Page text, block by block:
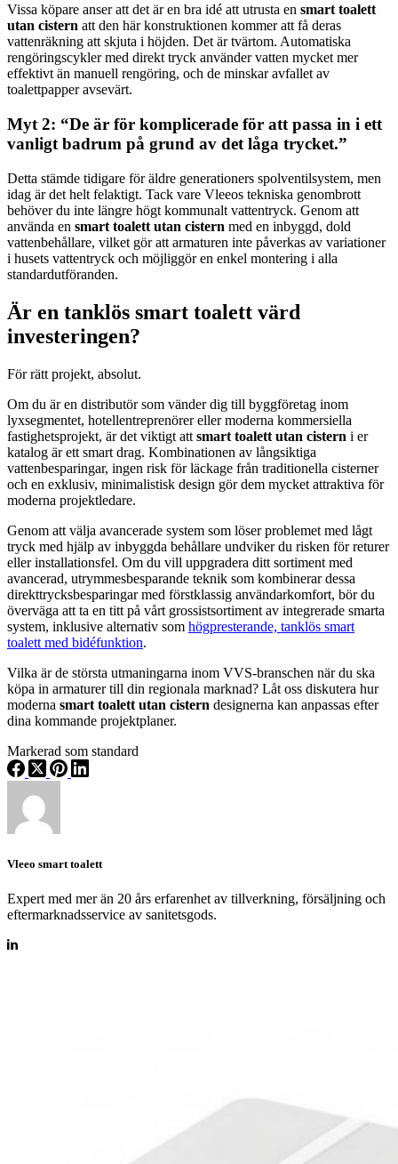
Vissa köpare anser att det är en bra idé att utrusta en smart toalett
utan cistern att den här konstruktionen kommer att få deras
vattenräkning att skjuta i höjden. Det är tvärtom. Automatiska
rengöringscykler med direkt tryck använder vatten mycket mer
effektivt än manuell rengöring, och de minskar avfallet av
toalettpapper avsevärt.
Myt 2: “De är för komplicerade för att passa in i ett
vanligt badrum på grund av det låga trycket.”
Detta stämde tidigare för äldre generationers spolventilsystem, men
idag är det helt felaktigt. Tack vare Vleeos tekniska genombrott
behöver du inte längre högt kommunalt vattentryck. Genom att
använda en smart toalett utan cistern med en inbyggd, dold
vattenbehållare, vilket gör att armaturen inte påverkas av variationer
i husets vattentryck och möjliggör en enkel montering i alla
standardutföranden.
Är en tanklös smart toalett värd
investeringen?
För rätt projekt, absolut.
Om du är en distributör som vänder dig till byggföretag inom
lyxsegmentet, hotellentreprenörer eller moderna kommersiella
fastighetsprojekt, är det viktigt att smart toalett utan cistern i er
katalog är ett smart drag. Kombinationen av långsiktiga
vattenbesparingar, ingen risk för läckage från traditionella cisterner
och en exklusiv, minimalistisk design gör dem mycket attraktiva för
moderna projektledare.
Genom att välja avancerade system som löser problemet med lågt
tryck med hjälp av inbyggda behållare undviker du risken för returer
eller installationsfel. Om du vill uppgradera ditt sortiment med
avancerad, utrymmesbesparande teknik som kombinerar dessa
direkttrycksbesparingar med förstklassig användarkomfort, bör du
överväga att ta en titt på vårt grossistsortiment av integrerade smarta
system, inklusive alternativ som högpresterande, tanklös smart
toalett med bidéfunktion.
Vilka är de största utmaningarna inom VVS-branschen när du ska
köpa in armaturer till din regionala marknad? Låt oss diskutera hur
moderna smart toalett utan cistern designerna kan anpassas efter
dina kommande projektplaner.
Markerad som standard
Vleeo smart toalett
Expert med mer än 20 års erfarenhet av tillverkning, försäljning och
eftermarknadsservice av sanitetsgods.